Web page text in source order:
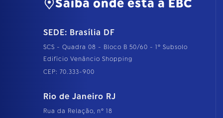
Saiba onde está a EBC
SEDE: Brasília DF
SCS - Quadra 08 - Bloco B 50/60 - 1º Subsolo
Edifício Venâncio Shopping
CEP: 70.333-900
Rio de Janeiro RJ
Rua da Relação, nº 18